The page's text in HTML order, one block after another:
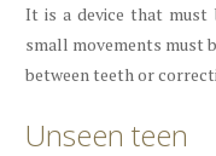
It is a device that must
small movements must
between teeth or
Unseen teen